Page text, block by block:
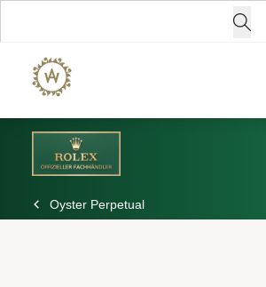
ROLEX
Oyster Perpetual